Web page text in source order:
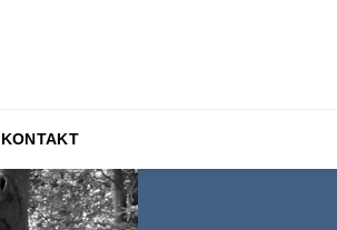
KONTAKT